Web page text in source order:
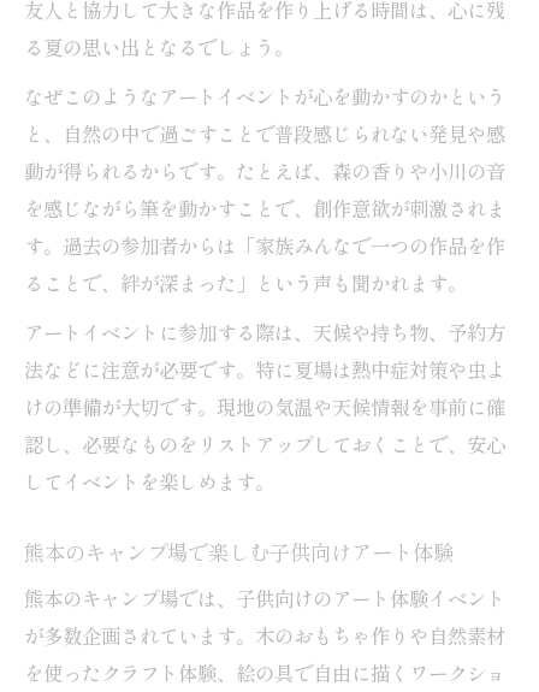
親子で楽しむ熊本キャンプ場アウトドアア
ート体験
キャンプ場アートイベントが人気の理由を
解説
アウトドア好き必見のキャンプ場アート体
験術
友人と協力して大きな作品を作り上げる時間は、心に残
る夏の思い出となるでしょう。
なぜこのようなアートイベントが心を動かすのかという
と、自然の中で過ごすことで普段感じられない発見や感
動が得られるからです。たとえば、森の香りや小川の音
を感じながら筆を動かすことで、創作意欲が刺激されま
す。過去の参加者からは「家族みんなで一つの作品を作
ることで、絆が深まった」という声も聞かれます。
アートイベントに参加する際は、天候や持ち物、予約方
法などに注意が必要です。特に夏場は熱中症対策や虫よ
けの準備が大切です。現地の気温や天候情報を事前に確
認し、必要なものをリストアップしておくことで、安心
してイベントを楽しめます。
熊本のキャンプ場で楽しむ子供向けアート体験
熊本のキャンプ場では、子供向けのアート体験イベント
が多数企画されています。木のおもちゃ作りや自然素材
を使ったクラフト体験、絵の具で自由に描くワークショ